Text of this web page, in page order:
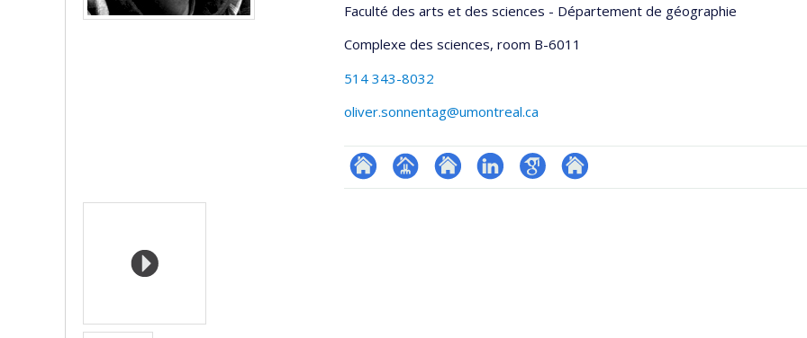
Faculté des arts et des sciences - Département de géographie
Complexe des sciences, room B-6011
514 343-8032
oliver.sonnentag@umontreal.ca
ResearchGate
Page Site
LinkedInGoogleAutre
Media